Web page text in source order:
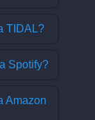
TIDAL?
Spotify?
Amazon